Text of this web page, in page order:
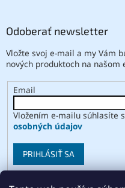
Odoberať newsletter
Vložte svoj e-mail a my Vám
nových produktoch na našom
Email
Vložením e-mailu súhlasíte s
osobných údajov
PRIHLÁSIŤ SA